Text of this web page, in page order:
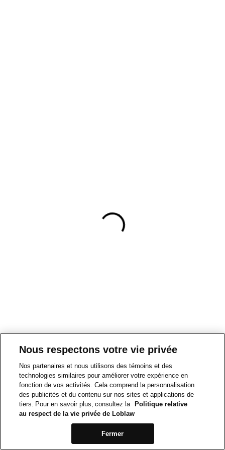
Nous respectons votre vie privée
Nos partenaires et nous utilisons des témoins et des
technologies similaires pour améliorer votre expérience en
fonction de vos activités. Cela comprend la personnalisation
des publicités et du contenu sur nos sites et applications de
tiers. Pour en savoir plus, consultez la
Politique relative
au respect de la vie privée de Loblaw
Fermer